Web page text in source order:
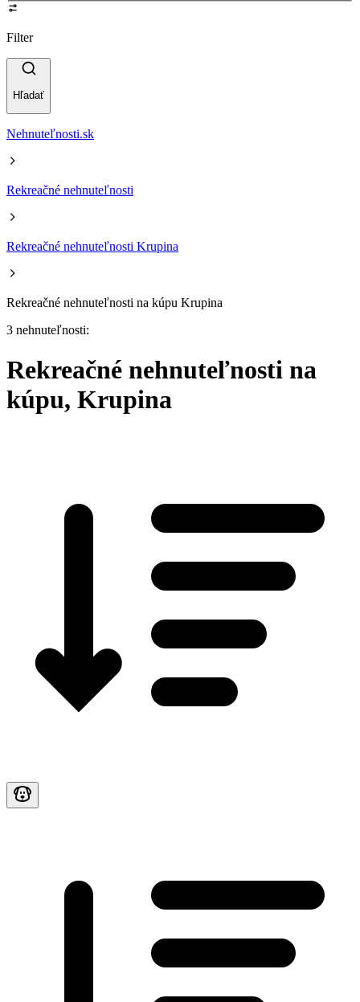
Filter
Hľadať
Nehnuteľnosti.sk
Rekreačné nehnuteľnosti
Rekreačné nehnuteľnosti Krupina
Rekreačné nehnuteľnosti na kúpu Krupina
3 nehnuteľnosti:
Rekreačné nehnuteľnosti na
kúpu, Krupina